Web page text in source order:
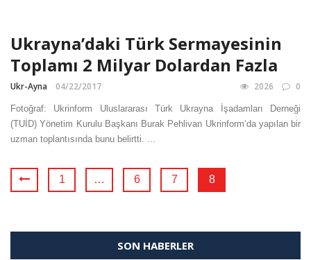
Ukrayna’daki Türk Sermayesinin
Toplamı 2 Milyar Dolardan Fazla
Ukr-Ayna 04/22/2017 2026 0
Fotoğraf: Ukrinform Uluslararası Türk Ukrayna İşadamları Derneği
(TUİD) Yönetim Kurulu Başkanı Burak Pehlivan Ukrinform’da yapılan bir
uzman toplantısında bunu belirtti. ...
1 … 6 7 8
SON HABERLER